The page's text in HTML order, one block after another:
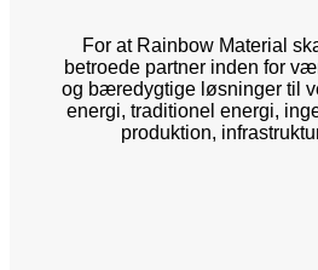
For at Rainbow Material
betroede partner inden for
og bæredygtige løsninger til
energi, traditionel energi,
produktion,